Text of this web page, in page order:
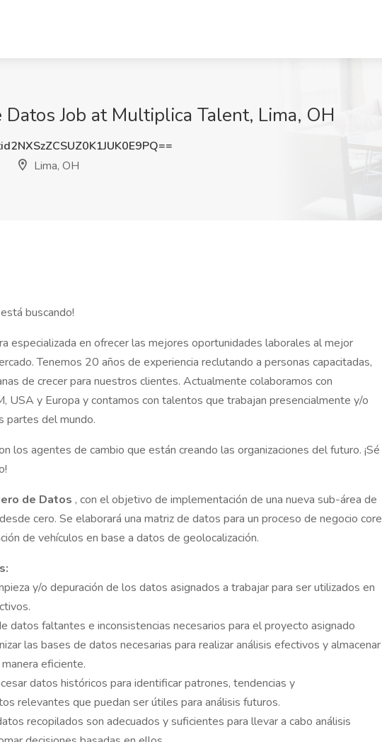
Datos Job at Multiplica Talent, Lima, OH
Lima, OH
buscando!
especializada en ofrecer las mejores oportunidades laborales al mejor
Tenemos 20 años de experiencia reclutando a personas capacitadas,
de crecer para nuestros clientes. Actualmente colaboramos con
USA y Europa y contamos con talentos que trabajan presencialmente y/o
partes del mundo.
los agentes de cambio que están creando las organizaciones del futuro. ¡Sé
de Datos , con el objetivo de implementación de una nueva sub-área de
cero. Se elaborará una matriz de datos para un proceso de negocio core
de vehículos en base a datos de geolocalización.
y/o depuración de los datos asignados a trabajar para ser utilizados en
datos faltantes e inconsistencias necesarios para el proyecto asignado
las bases de datos necesarias para realizar análisis efectivos y almacenar
eficiente.
datos históricos para identificar patrones, tendencias y
relevantes que puedan ser útiles para análisis futuros.
recopilados son adecuados y suficientes para llevar a cabo análisis